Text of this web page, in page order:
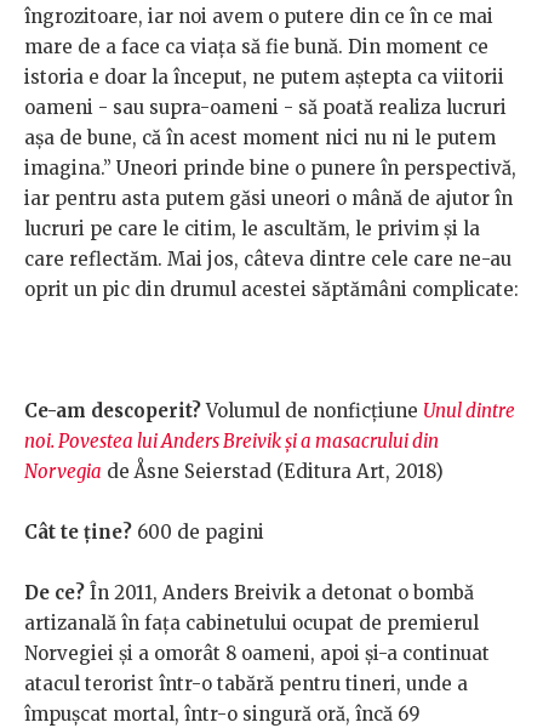
îngrozitoare, iar noi avem o putere din ce în ce mai
mare de a face ca viața să fie bună. Din moment ce
istoria e doar la început, ne putem aștepta ca viitorii
oameni - sau supra-oameni - să poată realiza lucruri
așa de bune, că în acest moment nici nu ni le putem
imagina.” Uneori prinde bine o punere în perspectivă,
iar pentru asta putem găsi uneori o mână de ajutor în
lucruri pe care le citim, le ascultăm, le privim și la
care reflectăm. Mai jos, câteva dintre cele care ne-au
oprit un pic din drumul acestei săptămâni complicate:
Ce-am descoperit? Volumul de nonficţiune Unul dintre
noi. Povestea lui Anders Breivik şi a masacrului din
Norvegia de Åsne Seierstad (Editura Art, 2018)
Cât te ţine? 600 de pagini
De ce? În 2011, Anders Breivik a detonat o bombă
artizanală în faţa cabinetului ocupat de premierul
Norvegiei şi a omorât 8 oameni, apoi şi-a continuat
atacul terorist într-o tabără pentru tineri, unde a
împuşcat mortal, într-o singură oră, încă 69